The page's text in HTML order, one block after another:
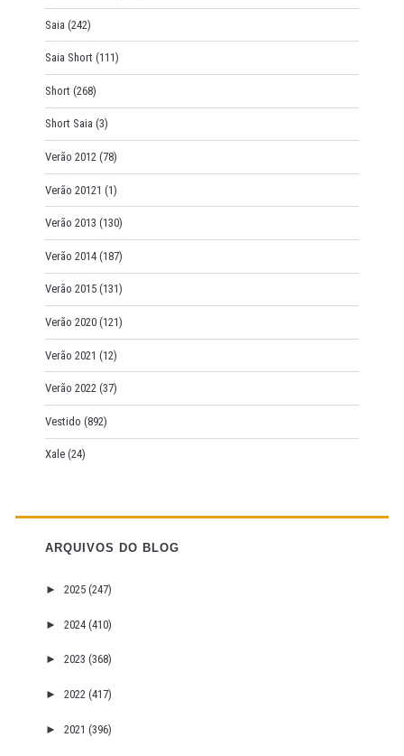
Saia (242)
Saia Short (111)
Short (268)
Short Saia (3)
Verão 2012 (78)
Verão 20121 (1)
Verão 2013 (130)
Verão 2014 (187)
Verão 2015 (131)
Verão 2020 (121)
Verão 2021 (12)
Verão 2022 (37)
Vestido (892)
Xale (24)
ARQUIVOS DO BLOG
► 2025 (247)
► 2024 (410)
► 2023 (368)
► 2022 (417)
► 2021 (396)